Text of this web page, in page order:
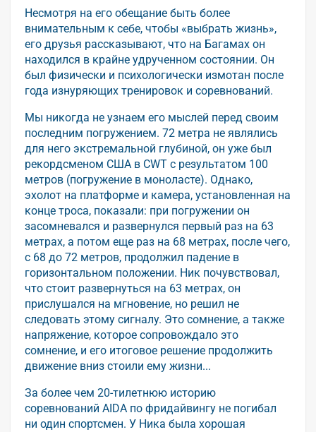
Несмотря на его обещание быть более
внимательным к себе, чтобы «выбрать жизнь»,
его друзья рассказывают, что на Багамах он
находился в крайне удрученном состоянии. Он
был физически и психологически измотан после
года изнуряющих тренировок и соревнований.
Мы никогда не узнаем его мыслей перед своим
последним погружением. 72 метра не являлись
для него экстремальной глубиной, он уже был
рекордсменом США в CWT с результатом 100
метров (погружение в моноласте). Однако,
эхолот на платформе и камера, установленная на
конце троса, показали: при погружении он
засомневался и развернулся первый раз на 63
метрах, а потом еще раз на 68 метрах, после чего,
с 68 до 72 метров, продолжил падение в
горизонтальном положении. Ник почувствовал,
что стоит развернуться на 63 метрах, он
прислушался на мгновение, но решил не
следовать этому сигналу. Это сомнение, а также
напряжение, которое сопровождало это
сомнение, и его итоговое решение продолжить
движение вниз стоили ему жизни...
За более чем 20-тилетнюю историю
соревнований AIDA по фридайвингу не погибал
ни один спортсмен. У Ника была хорошая